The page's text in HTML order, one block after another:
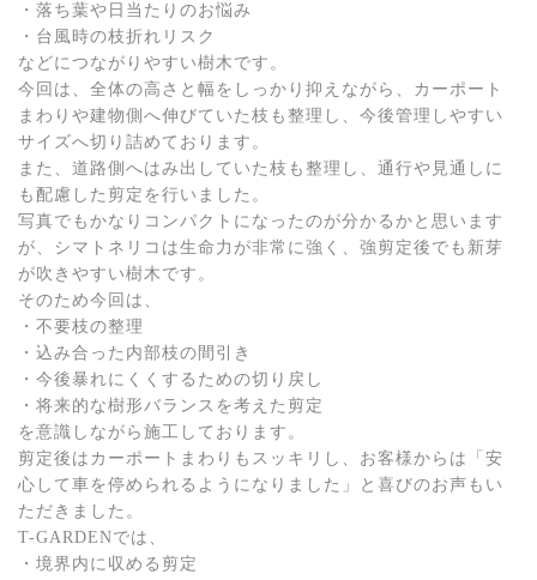
・落ち葉や日当たりのお悩み
・台風時の枝折れリスク
などにつながりやすい樹木です。
今回は、全体の高さと幅をしっかり抑えながら、カーポート
まわりや建物側へ伸びていた枝も整理し、今後管理しやすい
サイズへ切り詰めております。
また、道路側へはみ出していた枝も整理し、通行や見通しに
も配慮した剪定を行いました。
写真でもかなりコンパクトになったのが分かるかと思います
が、シマトネリコは生命力が非常に強く、強剪定後でも新芽
が吹きやすい樹木です。
そのため今回は、
・不要枝の整理
・込み合った内部枝の間引き
・今後暴れにくくするための切り戻し
・将来的な樹形バランスを考えた剪定
を意識しながら施工しております。
剪定後はカーポートまわりもスッキリし、お客様からは「安
心して車を停められるようになりました」と喜びのお声もい
ただきました。
T-GARDENでは、
・境界内に収める剪定